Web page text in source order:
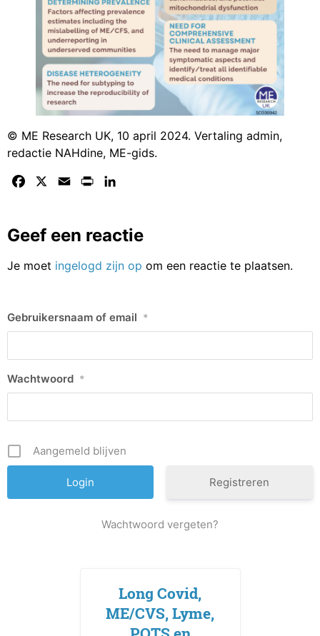
© ME Research UK, 10 april 2024. Vertaling admin,
redactie NAHdine, ME-gids.
Facebook Email Print
Geef een reactie
Je moet ingelogd zijn op om een reactie te plaatsen.
Gebruikersnaam of email *
Wachtwoord *
Aangemeld blijven
Registreren
Wachtwoord vergeten?
Long Covid,
ME/CVS, Lyme,